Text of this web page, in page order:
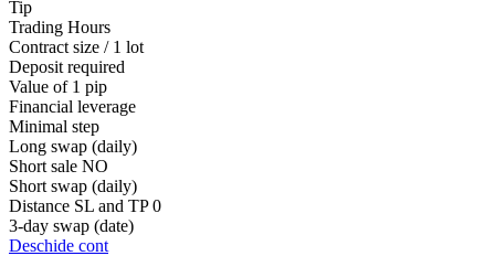
Tip
Trading Hours
Contract size / 1 lot
Deposit required
Value of 1 pip
Financial leverage
Minimal step
Long swap (daily)
Short sale NO
Short swap (daily)
Distance SL and TP 0
3-day swap (date)
Deschide cont